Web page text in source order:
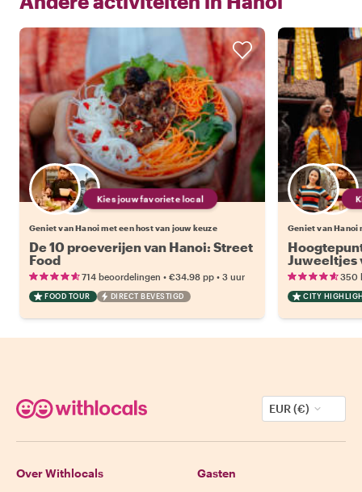
Kies jouw favoriete local
Geniet van Hanoi met een host van jouw keuze
De 10 proeverijen van Hanoi: Street
Food
714 beoordelingen • €34.98 pp • 3 uur
FOOD TOUR DIRECT BEVESTIGD
Geniet van Hanoi
Juweeltjes
350
CITY
EUR (€)
Over Withlocals Gasten